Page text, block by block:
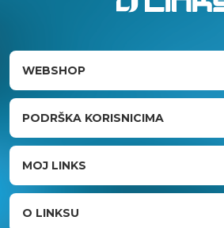
WEBSHOP
PODRŠKA KORISNICIMA
MOJ LINKS
O LINKSU